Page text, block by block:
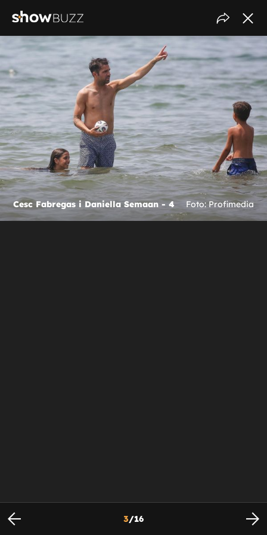
Cesc Fabregas i Daniella Semaan - 4 Foto: Profimedia
3/16